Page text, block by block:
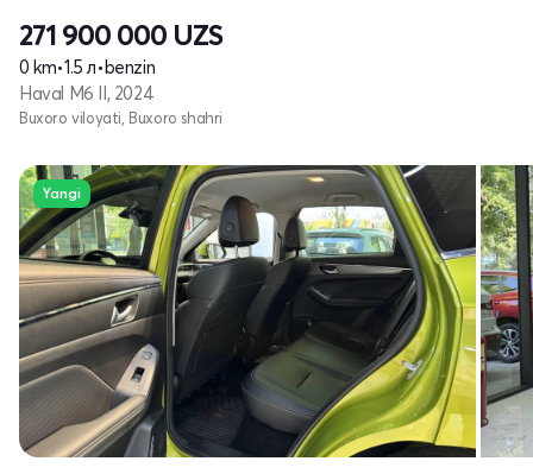
271 900 000 UZS
0 km•1.5 л•benzin
Haval M6 II, 2024
Buxoro viloyati, Buxoro shahri
Yangi